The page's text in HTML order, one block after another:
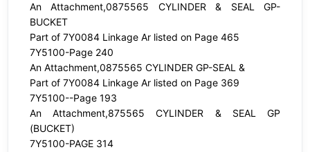
An Attachment,0875565 CYLINDER & SEAL GP-
BUCKET
Part of 7Y0084 Linkage Ar listed on Page 465
7Y5100-Page 240
An Attachment,0875565 CYLINDER GP-SEAL &
Part of 7Y0084 Linkage Ar listed on Page 369
7Y5100--Page 193
An Attachment,875565 CYLINDER & SEAL GP
(BUCKET)
7Y5100-PAGE 314